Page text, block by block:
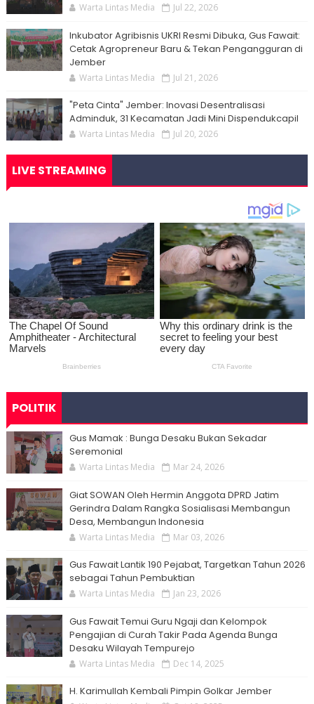
Warta Lintas Media Jul 22, 2026
Inkubator Agribisnis UKRI Resmi Dibuka, Gus Fawait:
Cetak Agropreneur Baru & Tekan Pengangguran di
Jember
Warta Lintas Media Jul 21, 2026
"Peta Cinta" Jember: Inovasi Desentralisasi
Adminduk, 31 Kecamatan Jadi Mini Dispendukcapil
Warta Lintas Media Jul 20, 2026
LIVE STREAMING
POLITIK
Gus Mamak : Bunga Desaku Bukan Sekadar
Seremonial
Warta Lintas Media Mar 24, 2026
Giat SOWAN Oleh Hermin Anggota DPRD Jatim
Gerindra Dalam Rangka Sosialisasi Membangun
Desa, Membangun Indonesia
Warta Lintas Media Mar 03, 2026
Gus Fawait Lantik 190 Pejabat, Targetkan Tahun 2026
sebagai Tahun Pembuktian
Warta Lintas Media Jan 23, 2026
Gus Fawait Temui Guru Ngaji dan Kelompok
Pengajian di Curah Takir Pada Agenda Bunga
Desaku Wilayah Tempurejo
Warta Lintas Media Dec 14, 2025
H. Karimullah Kembali Pimpin Golkar Jember